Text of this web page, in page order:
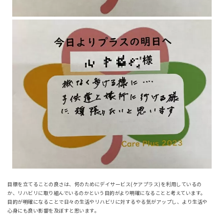
目標を立てることの良さは、何のためにデイサービス(ケアプラス)を利用しているの
か、リハビリに取り組んでいるのかという目的がより明確になることと考えています。
目的が明確になることで日々の生活やリハビリに対するやる気がアップし、より生活や
心身にも良い影響を及ぼすと思います。